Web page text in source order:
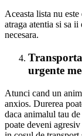
Aceasta lista nu
atraga atentia si sa
necesara.
urgente
Atunci cand un
anxios. Durerea
daca animalul tau
poate deveni